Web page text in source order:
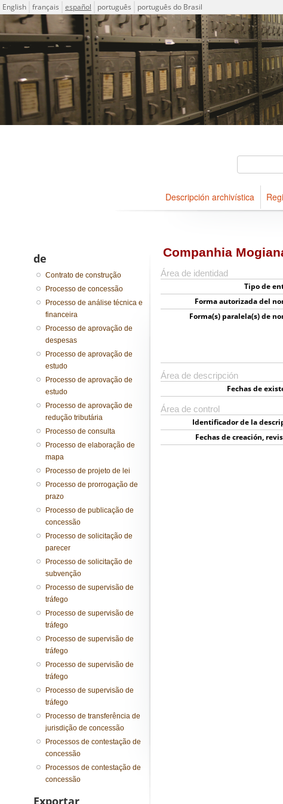
Idioma
English français español português português do Brasil
Descriptions for archival
ICA-AtoM Project
Descripción archivística
Companhia
Área de identidad
Tipo de
Forma autorizada del
Forma(s) paralela(s) de
Área de descripción
Fechas de
Área de control
Identificador de la
Fechas de creación,
de
Contrato de construção
Processo de concessão
Processo de análise técnica e
financeira
Processo de aprovação de
despesas
Processo de aprovação de
estudo
Processo de aprovação de
estudo
Processo de aprovação de
redução tributária
Processo de consulta
Processo de elaboração de
mapa
Processo de projeto de lei
Processo de prorrogação de
prazo
Processo de publicação de
concessão
Processo de solicitação de
parecer
Processo de solicitação de
subvenção
Processo de supervisão de
tráfego
Processo de supervisão de
tráfego
Processo de supervisão de
tráfego
Processo de supervisão de
tráfego
Processo de supervisão de
tráfego
Processo de transferência de
jurisdição de concessão
Processos de contestação de
concessão
Processos de contestação de
concessão
Exportar